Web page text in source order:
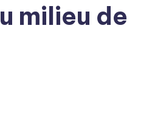
milieu de